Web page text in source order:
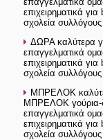
επιχειρηματικά
σχολεία
ΔΩΡΑ καλύτερα
επαγγελματικά
επιχειρηματικά
σχολεία
ΜΠΡΕΛΟΚ
ΜΠΡΕΛΟΚ
επαγγελματικά
επιχειρηματικά
σχολεία